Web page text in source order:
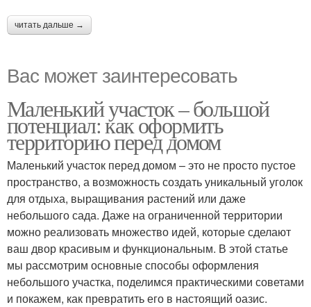
читать дальше →
Вас может заинтересовать
Маленький участок – большой
потенциал: как оформить
территорию перед домом
Маленький участок перед домом – это не просто пустое
пространство, а возможность создать уникальный уголок
для отдыха, выращивания растений или даже
небольшого сада. Даже на ограниченной территории
можно реализовать множество идей, которые сделают
ваш двор красивым и функциональным. В этой статье
мы рассмотрим основные способы оформления
небольшого участка, поделимся практическими советами
и покажем, как превратить его в настоящий оазис.